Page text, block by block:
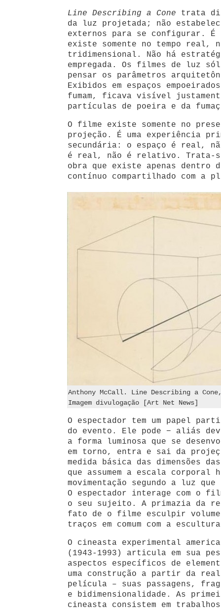
Line Describing a Cone trata
da luz projetada; não
externos para se configurar. É
existe somente no tempo real,
tridimensional. Não há
empregada. Os filmes de luz
pensar os parâmetros
Exibidos em espaços
fumam, ficava visível
partículas de poeira e da
O filme existe somente no
projeção. É uma experiência
secundária: o espaço é real,
é real, não é relativo. Trata-
obra que existe apenas dentro
contínuo compartilhado com a
Anthony McCall. Line Describing a
Imagem divulogação [Art Net News]
O espectador tem um papel
do evento. Ele pode − aliás
a forma luminosa que se
em torno, entra e sai da
medida básica das dimensões
que assumem a escala corporal
movimentação segundo a luz
O espectador interage com o
o seu sujeito. A primazia da
fato de o filme esculpir
traços em comum com a
O cineasta experimental
(1943-1993) articula em sua
aspectos específicos de
uma construção a partir da
película – suas passagens,
e bidimensionalidade. As
cineasta consistem em